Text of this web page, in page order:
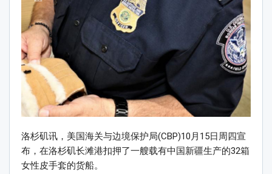
洛杉矶讯，美国海关与边境保护局(CBP)10月15日周四宣
布，在洛杉矶长滩港扣押了一艘载有中国新疆生产的32箱
女性皮手套的货船。